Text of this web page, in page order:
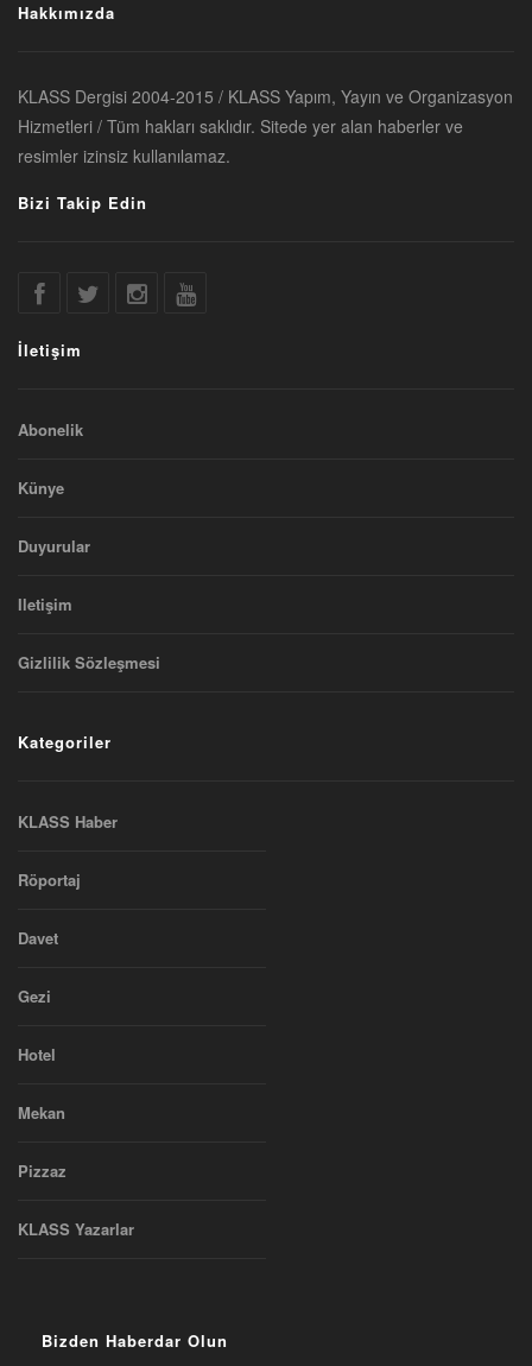
Hakkımızda
KLASS Dergisi 2004-2015 / KLASS Yapım, Yayın ve Organizasyon
Hizmetleri / Tüm hakları saklıdır. Sitede yer alan haberler ve
resimler izinsiz kullanılamaz.
Bizi Takip Edin
İletişim
Abonelik
Künye
Duyurular
Iletişim
Gizlilik Sözleşmesi
Kategoriler
KLASS Haber
Röportaj
Davet
Gezi
Hotel
Mekan
Pizzaz
KLASS Yazarlar
Bizden Haberdar Olun